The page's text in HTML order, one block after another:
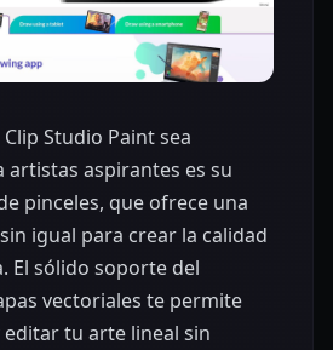
Studio Paint sea
artistas aspirantes es su
pinceles, que ofrece una
igual para crear la calidad
El sólido soporte del
vectoriales te permite
tu arte lineal sin